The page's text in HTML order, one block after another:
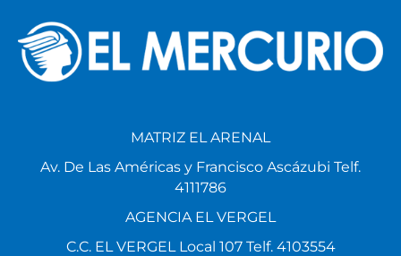
MATRIZ EL ARENAL
Av. De Las Américas y Francisco Ascázubi Telf.
4111786
AGENCIA EL VERGEL
C.C. EL VERGEL Local 107 Telf. 4103554